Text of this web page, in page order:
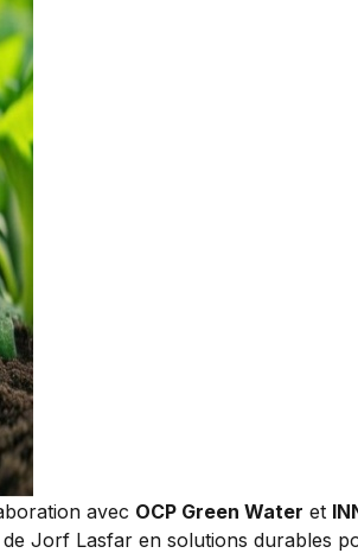
avec OCP Green Water et
Jorf Lasfar en solutions durables